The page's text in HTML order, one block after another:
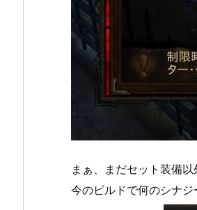
まぁ、まだセット装備
今のビルドで何のシナジ